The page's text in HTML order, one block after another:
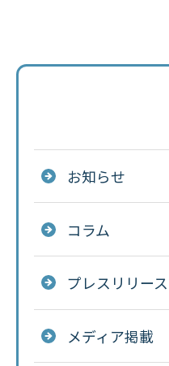
お知らせ
コラム
プレスリリース
メディア掲載